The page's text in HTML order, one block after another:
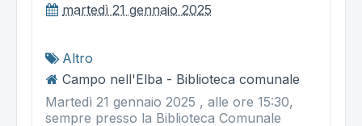
martedì 21 gennaio 2025
Altro
Campo nell'Elba - Biblioteca comunale
Martedì 21 gennaio 2025 , alle ore 15:30,
sempre presso la Biblioteca Comunale